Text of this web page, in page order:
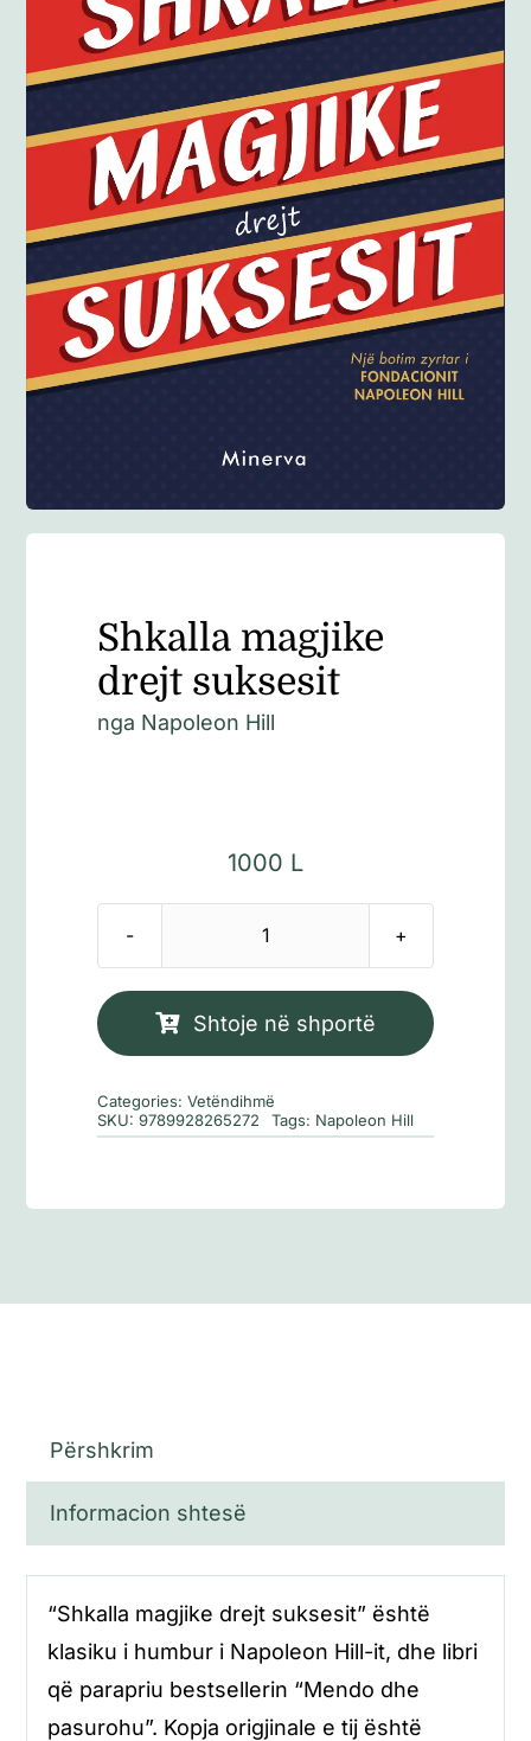
Anglisht
Ditarë
Evente
Blog
Shkalla magjike
drejt suksesit
nga Napoleon Hill
1000 L
Sasi
magjike
Shtoje në shportë
Categories:Vetëndihmë
SKU:9789928265272 Tags: Napoleon Hill
Përshkrim
Informacion shtesë
“Shkalla magjike drejt suksesit” është
klasiku i humbur i Napoleon Hill-it, dhe libri
që parapriu bestsellerin “Mendo dhe
pasurohu”. Kopja origjinale e tij është